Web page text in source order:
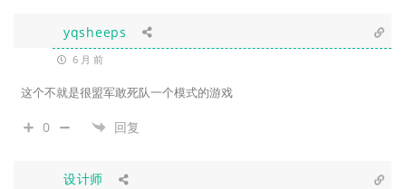
yqsheeps
6 月 前
这个不就是很盟军敢死队一个模式的游戏
0 回复
设计师